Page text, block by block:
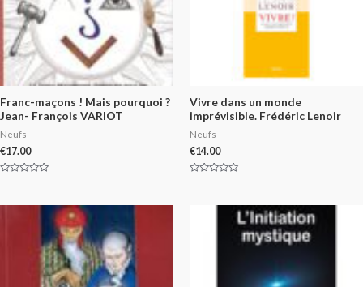
Franc-maçons ! Mais pourquoi ?
Jean- François VARIOT
Neufs
€17.00
of
Vivre dans un monde
imprévisible. Frédéric Lenoir
Neufs
€14.00